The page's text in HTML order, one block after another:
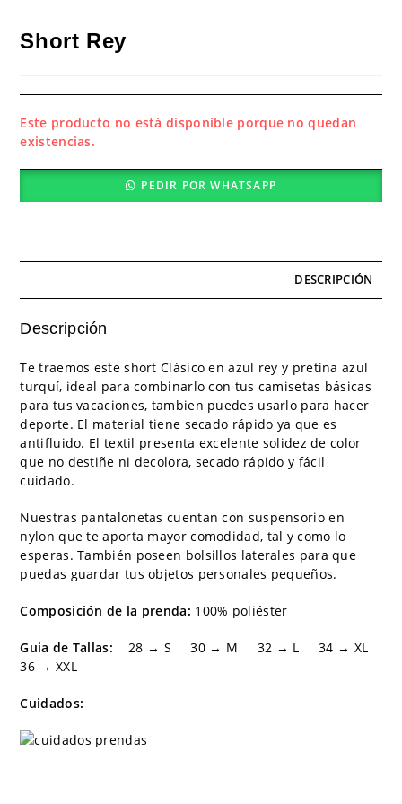
Short Rey
Este producto no está disponible porque no quedan
existencias.
PEDIR POR WHATSAPP
DESCRIPCIÓN
Descripción
Te traemos este short Clásico en azul rey y pretina azul
turquí, ideal para combinarlo con tus camisetas básicas
para tus vacaciones, tambien puedes usarlo para hacer
deporte. El material tiene secado rápido ya que es
antifluido. El textil presenta excelente solidez de color
que no destiñe ni decolora, secado rápido y fácil
cuidado.
Nuestras pantalonetas cuentan con suspensorio en
nylon que te aporta mayor comodidad, tal y como lo
esperas. También poseen bolsillos laterales para que
puedas guardar tus objetos personales pequeños.
Composición de la prenda: 100% poliéster
Guia de Tallas:
28 → S 30 → M 32 → L 34 → XL
36 → XXL
Cuidados: